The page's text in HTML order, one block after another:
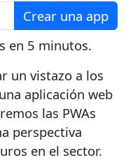
Crear una app
en 5 minutos.
un vistazo a los
aplicación web
las PWAs
perspectiva
en el sector.